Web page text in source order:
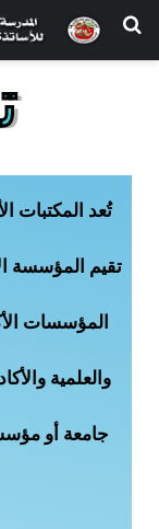
تُعد المكتبات
تقيم المؤسسة
المؤسسات
والعلمية
جامعة أو